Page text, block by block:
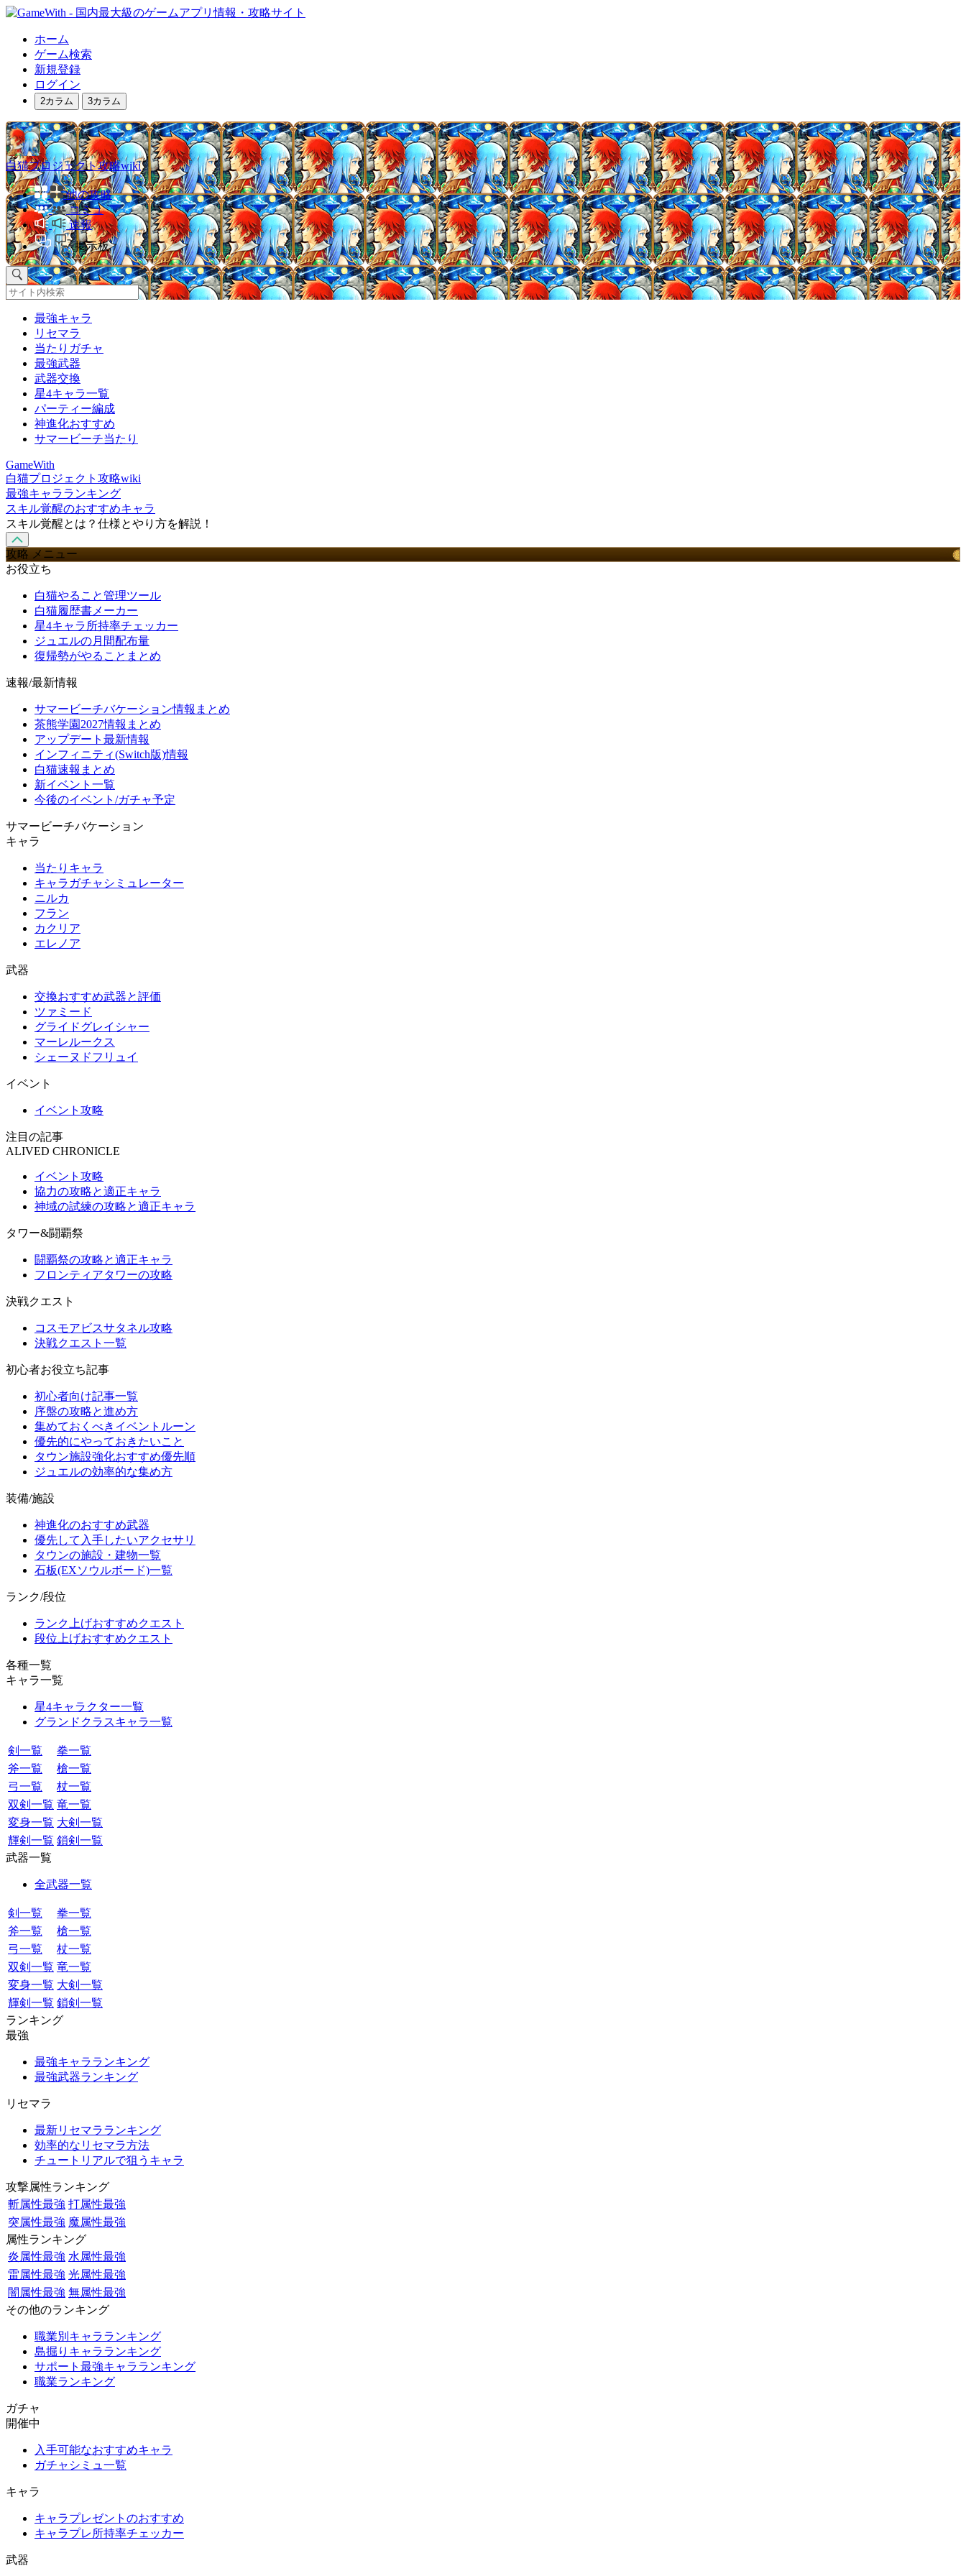
ホーム
ゲーム検索
新規登録
ログイン
2カラム 3カラム
白猫プロジェクト攻略wiki
他の攻略
コミュ
速報
掲示板
最強キャラ
リセマラ
当たりガチャ
最強武器
武器交換
星4キャラ一覧
パーティー編成
神進化おすすめ
サマービーチ当たり
GameWith
白猫プロジェクト攻略wiki
最強キャラランキング
スキル覚醒のおすすめキャラ
スキル覚醒とは？仕様とやり方を解説！
攻略 メニュー
お役立ち
白猫やること管理ツール
白猫履歴書メーカー
星4キャラ所持率チェッカー
ジュエルの月間配布量
復帰勢がやることまとめ
速報/最新情報
サマービーチバケーション情報まとめ
茶熊学園2027情報まとめ
アップデート最新情報
インフィニティ(Switch版)情報
白猫速報まとめ
新イベント一覧
今後のイベント/ガチャ予定
サマービーチバケーション
キャラ
当たりキャラ
キャラガチャシミュレーター
ニルカ
フラン
カクリア
エレノア
武器
交換おすすめ武器と評価
ツァミード
グライドグレイシャー
マーレルークス
シェーヌドフリュイ
イベント
イベント攻略
注目の記事
ALIVED CHRONICLE
イベント攻略
協力の攻略と適正キャラ
神域の試練の攻略と適正キャラ
タワー&闘覇祭
闘覇祭の攻略と適正キャラ
フロンティアタワーの攻略
決戦クエスト
コスモアビスサタネル攻略
決戦クエスト一覧
初心者お役立ち記事
初心者向け記事一覧
序盤の攻略と進め方
集めておくべきイベントルーン
優先的にやっておきたいこと
タウン施設強化おすすめ優先順
ジュエルの効率的な集め方
装備/施設
神進化のおすすめ武器
優先して入手したいアクセサリ
タウンの施設・建物一覧
石板(EXソウルボード)一覧
ランク/段位
ランク上げおすすめクエスト
段位上げおすすめクエスト
各種一覧
キャラ一覧
星4キャラクター一覧
グランドクラスキャラ一覧
剣一覧
拳一覧
斧一覧
槍一覧
弓一覧
杖一覧
双剣一覧 竜一覧
変身一覧 大剣一覧
輝剣一覧 鎖剣一覧
武器一覧
全武器一覧
剣一覧
拳一覧
斧一覧
槍一覧
弓一覧
杖一覧
双剣一覧 竜一覧
変身一覧 大剣一覧
輝剣一覧 鎖剣一覧
ランキング
最強
最強キャラランキング
最強武器ランキング
リセマラ
最新リセマラランキング
効率的なリセマラ方法
チュートリアルで狙うキャラ
攻撃属性ランキング
斬属性最強 打属性最強
突属性最強 魔属性最強
属性ランキング
炎属性最強 水属性最強
雷属性最強 光属性最強
闇属性最強 無属性最強
その他のランキング
職業別キャラランキング
島掘りキャラランキング
サポート最強キャラランキング
職業ランキング
ガチャ
開催中
入手可能なおすすめキャラ
ガチャシミュ一覧
キャラ
キャラプレゼントのおすすめ
キャラプレ所持率チェッカー
武器